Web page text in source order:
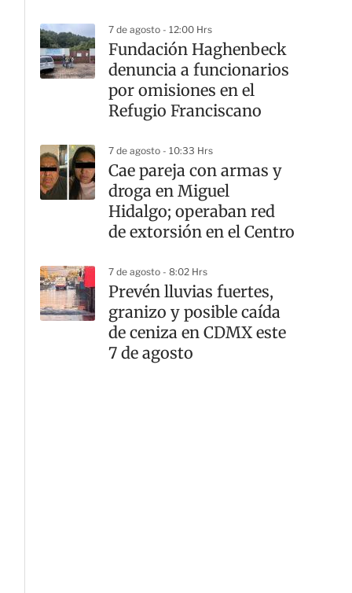
7 de agosto - 12:00 Hrs
Fundación Haghenbeck
denuncia a funcionarios
por omisiones en el
Refugio Franciscano
7 de agosto - 10:33 Hrs
Cae pareja con armas y
droga en Miguel
Hidalgo; operaban red
de extorsión en el Centro
7 de agosto - 8:02 Hrs
Prevén lluvias fuertes,
granizo y posible caída
de ceniza en CDMX este
7 de agosto